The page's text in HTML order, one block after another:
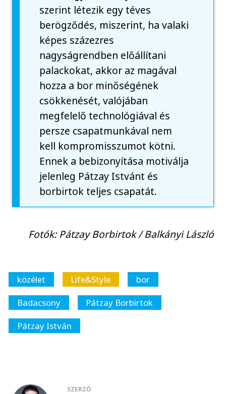
szerint létezik egy téves
berögződés, miszerint, ha valaki
képes százezres
nagyságrendben előállítani
palackokat, akkor az magával
hozza a bor minőségének
csökkenését, valójában
megfelelő technológiával és
persze csapatmunkával nem
kell kompromisszumot kötni.
Ennek a bebizonyítása motiválja
jelenleg Pátzay Istvánt és
borbirtok teljes csapatát.
Fotók: Pátzay Borbirtok / Balkányi László
közélet Life&Style
bor
Badacsony
Pátzay Borbirtok
Pátzay István
SZERZŐ